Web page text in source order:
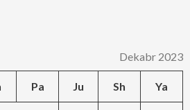
Dekabr 2023
Pa Ju Sh Ya